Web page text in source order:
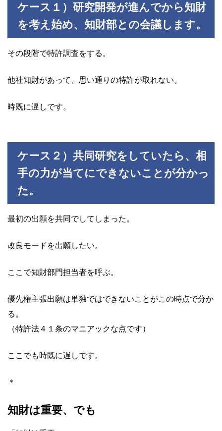
ケース１）研究開発が進んでから知財
を考え始め、知財部との会議します。
その段階で特許調査をする。
他社知財があって、思い通りの特許が取れない。
時既に遅しです。
ケース２）共同研究をしていたら、相
手の力が当てにできないことが分かっ
た。
最初の出願を共同でしてしまった。
改良モードを出願したい。
ここで知財部門担当者を呼ぶ。
優先権主張出願は単独ではできないことがこの時点で分か
る。
（特許法４１条のマニアックな点です）
ここでも時既に遅しです。
＊
知財は重要、でも